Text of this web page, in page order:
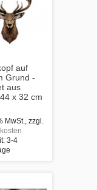
auf
Grund -
aus
x 32 cm
MwSt. zzgl.
3-4